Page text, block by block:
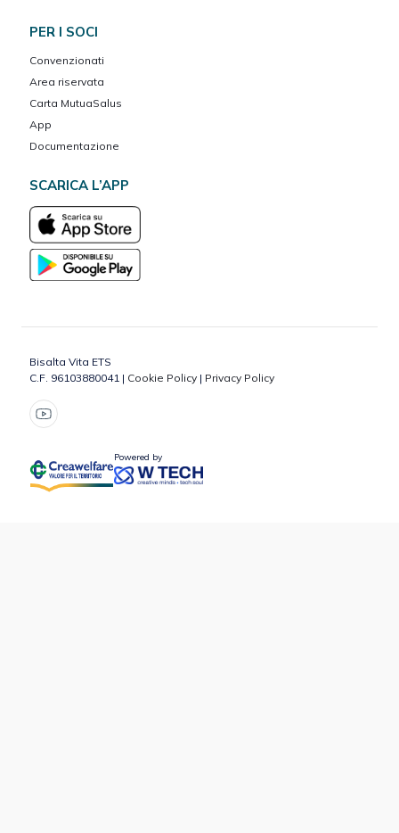
PER I SOCI
Convenzionati
Area riservata
Carta MutuaSalus
App
Documentazione
SCARICA L’APP
Bisalta Vita ETS
C.F. 96103880041 | Cookie Policy | Privacy Policy
Powered by